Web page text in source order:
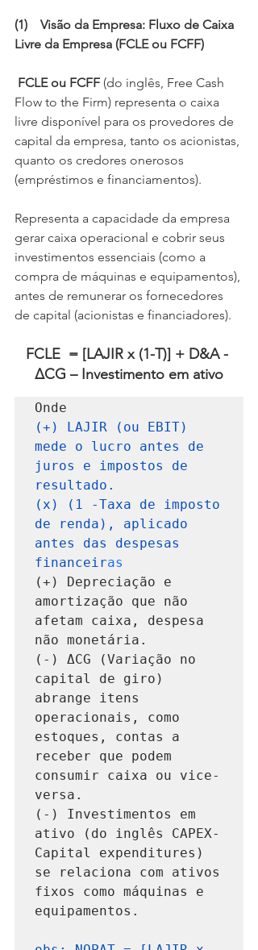
(1)    Visão da Empresa: Fluxo de Caixa
Livre da Empresa (FCLE ou FCFF)
FCLE ou FCFF (do inglês, Free Cash
Flow to the Firm) representa o caixa
livre disponível para os provedores de
capital da empresa, tanto os acionistas,
quanto os credores onerosos
(empréstimos e financiamentos).
Representa a capacidade da empresa
gerar caixa operacional e cobrir seus
investimentos essenciais (como a
compra de máquinas e equipamentos),
antes de remunerar os fornecedores
de capital (acionistas e financiadores).
FCLE  = [LAJIR x (1-T)] + D&A -
ΔCG – Investimento em ativo
(+) LAJIR (ou EBIT)
mede o lucro antes de
juros e impostos de
resultado.
(x) (1 -Taxa de imposto
de renda), aplicado
antes das despesas
financeir
(+) Depreciação e
amortização que não
afetam caixa, despesa
não monetária.
(-) ΔCG (Variação no
capital de giro)
abrange itens
operacionais, como
estoques, contas a
receber que podem
consumir caixa ou vice-
versa.
(-) Investimentos em
ativo (do inglês CAPEX-
Capital expenditures)
se relaciona com ativos
fixos como máquinas e
equipamentos.